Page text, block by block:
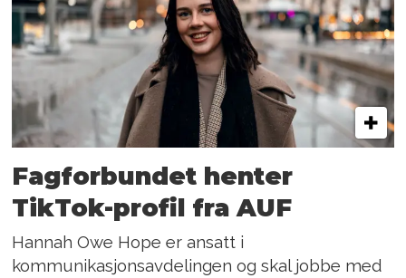
Fagforbundet henter
TikTok-profil fra AUF
Hannah Owe Hope er ansatt i
kommunikasjonsavdelingen og skal jobbe med